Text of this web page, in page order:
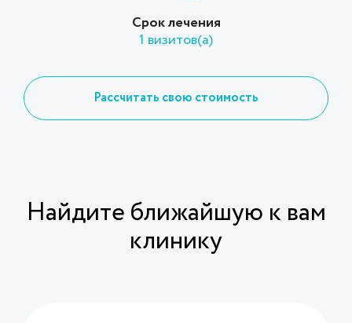
Срок лечения
1 визитов(а)
Рассчитать свою стоимость
Найдите ближайшую к вам
клинику